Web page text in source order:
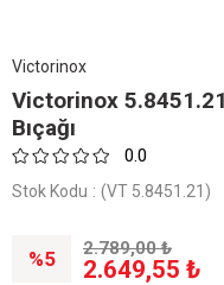
Victorinox
Victorinox
Bıçağı
0.0
Stok Kodu (VT 5.8451.21)
5 2.789,00 ₺
2.649,55 ₺